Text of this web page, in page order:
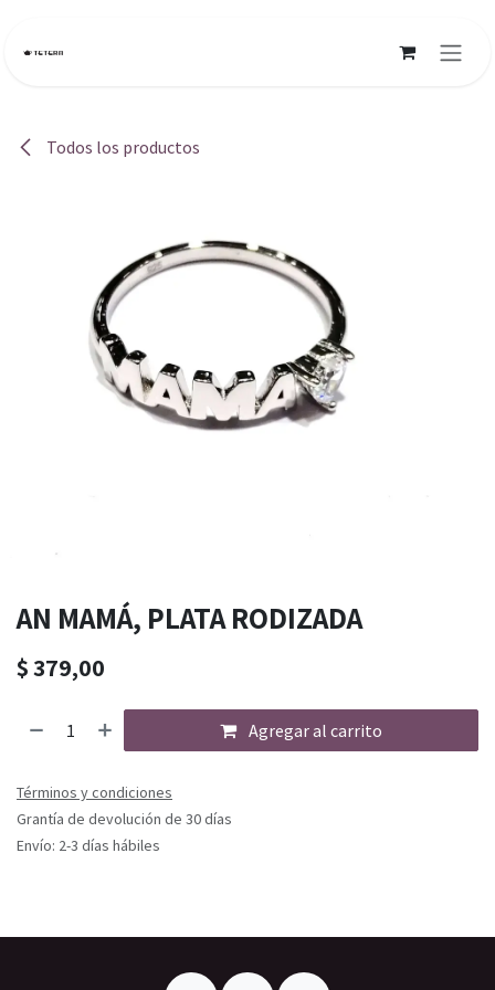
Todos los productos
AN MAMÁ, PLATA RODIZADA
$379,00
Agregar al carrito
Términos y condiciones
Grantía de devolución de 30 días
Envío: 2-3 días hábiles